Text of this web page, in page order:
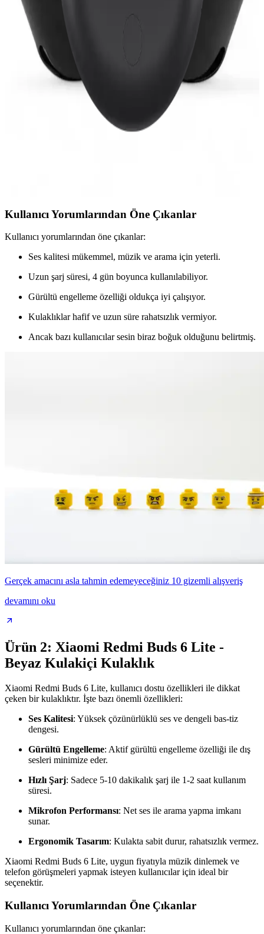
modellerini detaylı karşılaştırıyoruz, özellikleri, kullanıcı yorumları
ve seçim ipuçlarıyla doğru tercihi yapmanıza yardımcı oluyoruz.
MATEO ve Mmctech Kablosuz Kulaklık
Karşılaştırması: Özellikler ve Kullanıcı Yorumları
İki popüler kablosuz kulaklık modeli olan MATEO ve Mmctech'in
detaylı özellikleri, kullanıcı yorumları ve karşılaştırması ile en uygun
Redmi Buds 3 Kablosuz Kulaklık Özellikleri ve
Kullanıcı Yorumlarından Öne Çıkanlar
Kullanıcı yorumlarından öne çıkanlar:
Ses kalitesi mükemmel, müzik ve arama için yeterli.
Uzun şarj süresi, 4 gün boyunca kullanılabiliyor.
Gürültü engelleme özelliği oldukça iyi çalışıyor.
Kulaklıklar hafif ve uzun süre rahatsızlık vermiyor.
Ancak bazı kullanıcılar sesin biraz boğuk olduğunu belirtmiş.
Gerçek amacını asla tahmin edemeyeceğiniz 10 gizemli alışveriş
devamını oku
Ürün 2: Xiaomi Redmi Buds 6 Lite -
Beyaz Kulakiçi Kulaklık
Xiaomi Redmi Buds 6 Lite, kullanıcı dostu özellikleri ile dikkat
çeken bir kulaklıktır. İşte bazı önemli özellikleri:
Ses Kalitesi: Yüksek çözünürlüklü ses ve dengeli bas-tiz
dengesi.
Gürültü Engelleme: Aktif gürültü engelleme özelliği ile dış
sesleri minimize eder.
Hızlı Şarj: Sadece 5-10 dakikalık şarj ile 1-2 saat kullanım
süresi.
Mikrofon Performansı: Net ses ile arama yapma imkanı
sunar.
Ergonomik Tasarım: Kulakta sabit durur, rahatsızlık vermez.
Xiaomi Redmi Buds 6 Lite, uygun fiyatıyla müzik dinlemek ve
telefon görüşmeleri yapmak isteyen kullanıcılar için ideal bir
seçenektir.
Kullanıcı Yorumlarından Öne Çıkanlar
Kullanıcı yorumlarından öne çıkanlar: